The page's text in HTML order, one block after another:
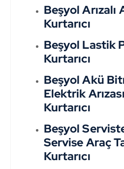
Beşyol Arızalı
Kurtarıcı
Beşyol Lastik
Kurtarıcı
Beşyol Akü
Elektrik
Kurtarıcı
Beşyol
Servise Araç
Kurtarıcı